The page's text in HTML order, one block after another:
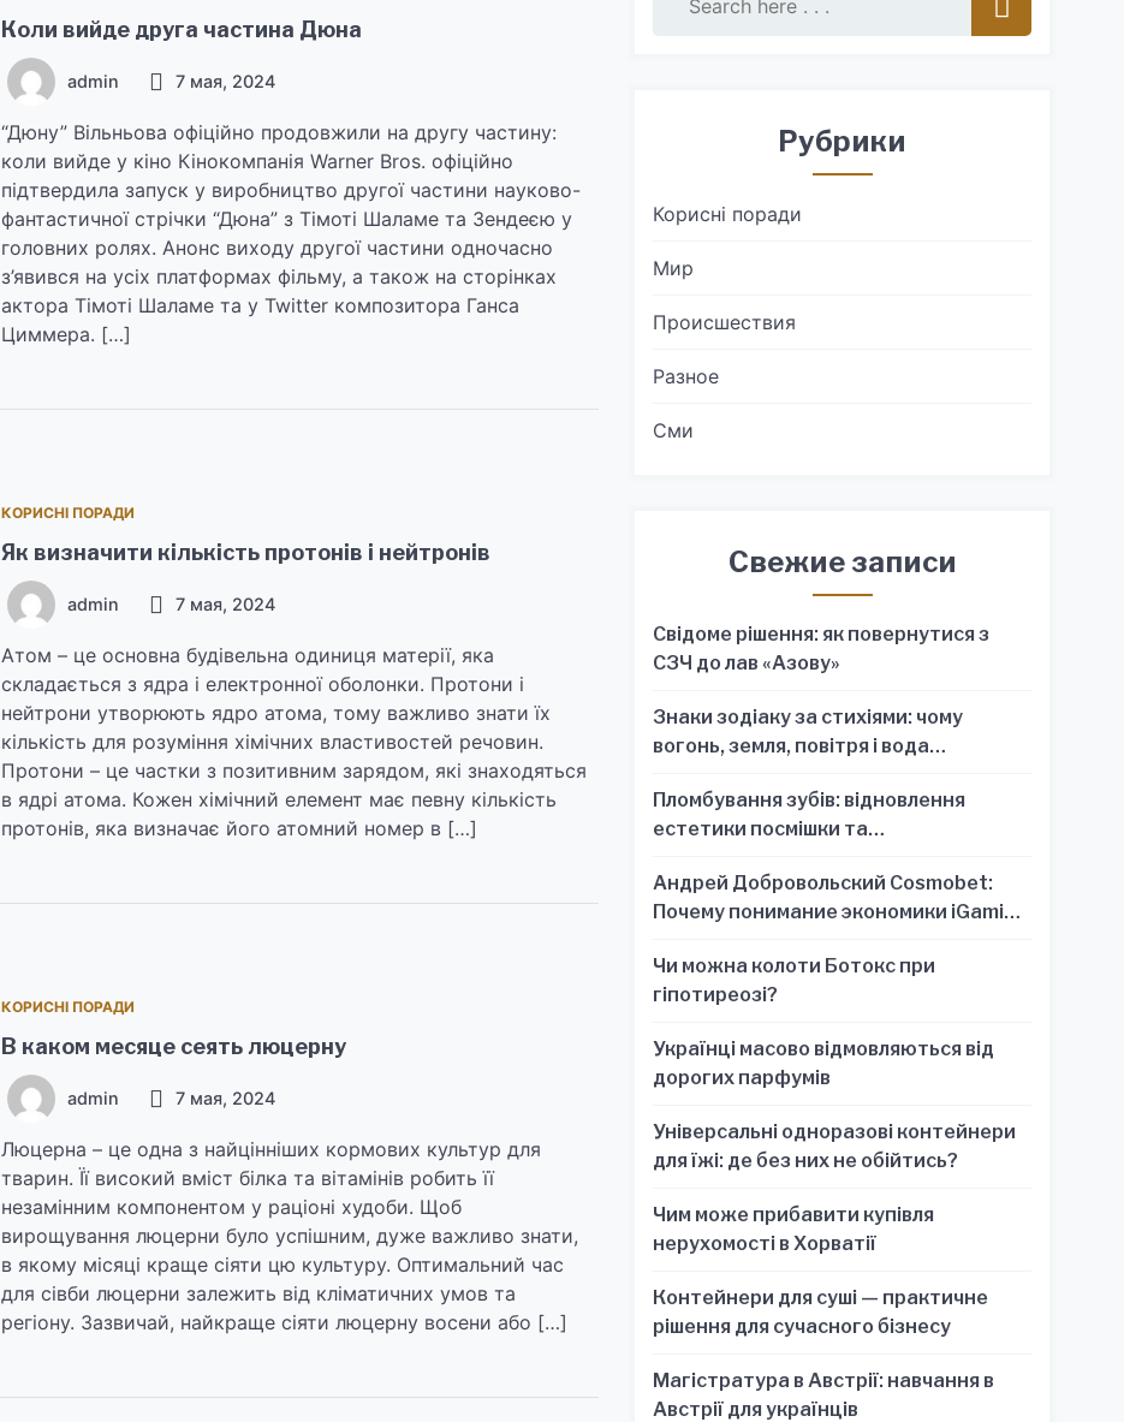
Коли вийде друга частина Дюна
admin 7 мая, 2024
“Дюну” Вільньова офіційно продовжили на другу частину:
коли вийде у кіно Кінокомпанія Warner Bros. офіційно
підтвердила запуск у виробництво другої частини науково-
фантастичної стрічки “Дюна” з Тімоті Шаламе та Зендеєю у
головних ролях. Анонс виходу другої частини одночасно
з’явився на усіх платформах фільму, а також на сторінках
актора Тімоті Шаламе та у Twitter композитора Ганса
Циммера. […]
КОРИСНІ ПОРАДИ
Як визначити кількість протонів і нейтронів
admin 7 мая, 2024
Атом – це основна будівельна одиниця матерії, яка
складається з ядра і електронної оболонки. Протони і
нейтрони утворюють ядро атома, тому важливо знати їх
кількість для розуміння хімічних властивостей речовин.
Протони – це частки з позитивним зарядом, які знаходяться
в ядрі атома. Кожен хімічний елемент має певну кількість
протонів, яка визначає його атомний номер в […]
КОРИСНІ ПОРАДИ
В каком месяце сеять люцерну
admin 7 мая, 2024
Люцерна – це одна з найцінніших кормових культур для
тварин. Її високий вміст білка та вітамінів робить її
незамінним компонентом у раціоні худоби. Щоб
вирощування люцерни було успішним, дуже важливо знати,
в якому місяці краще сіяти цю культуру. Оптимальний час
для сівби люцерни залежить від кліматичних умов та
регіону. Зазвичай, найкраще сіяти люцерну восени або […]
Рубрики
Корисні поради
Мир
Происшествия
Разное
Сми
Свежие записи
Свідоме рішення: як повернутися з
СЗЧ до лав «Азову»
Знаки зодіаку за стихіями: чому
вогонь, земля, повітря і вода
знак
Пломбування зубів: відновлення
естетики посмішки та
Андрей Добровольский Cosmobet:
Почему понимание экономики iGaming
решений
Чи можна колоти Ботокс при
гіпотиреозі?
Українці масово відмовляються від
дорогих парфумів
Універсальні одноразові контейнери
для їжі: де без них не обійтись?
Чим може прибавити купівля
нерухомості в Хорватії
Контейнери для суші — практичне
рішення для сучасного бізнесу
Магістратура в Австрії: навчання в
Австрії для українців